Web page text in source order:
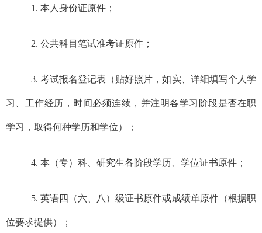
1. 本人身份证原件；
2. 公共科目笔试准考证原件；
3. 考试报名登记表（贴好照片，如实、详细填写个人学
习、工作经历，时间必须连续，并注明各学习阶段是否在职
学习，取得何种学历和学位）；
4. 本（专）科、研究生各阶段学历、学位证书原件；
5. 英语四（六、八）级证书原件或成绩单原件（根据职
位要求提供）；